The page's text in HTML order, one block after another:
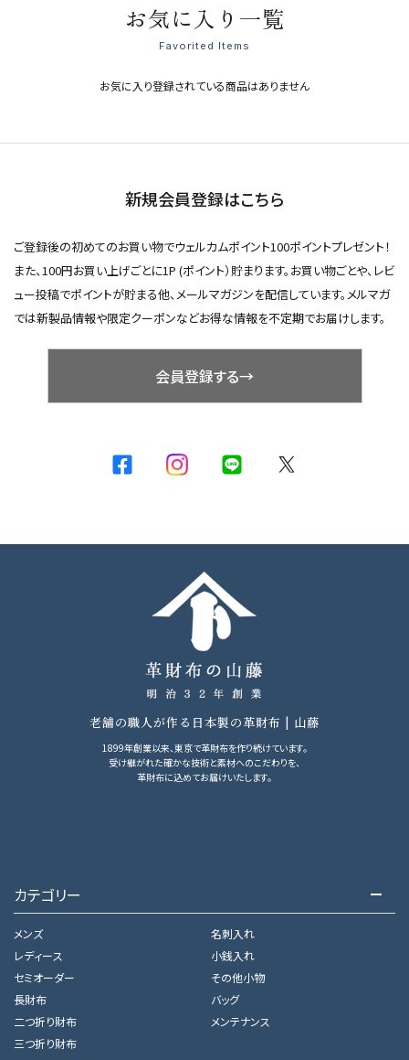
お気に入り一覧
Favorited Items
お気に入り登録されている商品はありません
新規会員登録はこちら
ご登録後の初めてのお買い物でウェルカムポイント100ポイントプレゼント！
また、100円お買い上げごとに1P (ポイント）貯まります。お買い物ごとや、レビ
ュー投稿でポイントが貯まる他、メールマガジンを配信しています。メルマガ
では新製品情報や限定クーポンなどお得な情報を不定期でお届けします。
会員登録する→
老舗の職人が作る日本製の革財布 | 山藤
1899年創業以来、東京で革財布を作り続けています。
受け継がれた確かな技術と素材へのこだわりを、
革財布に込めてお届けいたします。
カテゴリー
メンズ
レディース
セミオーダー
長財布
二つ折り財布
三つ折り財布
名刺入れ
小銭入れ
その他小物
バッグ
メンテナンス